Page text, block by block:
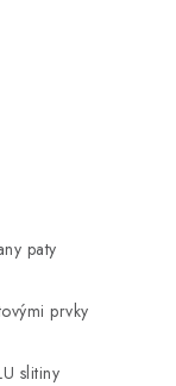
paty
prvky
slitiny